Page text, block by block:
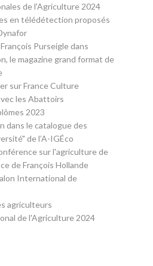
de l'Agriculture 2024
en télédétection proposés
Purseigle dans
le magazine grand format de
sur France Culture
les Abattoirs
2023
dans le catalogue des
de l’A-IGÉco
sur l'agriculture de
de François Hollande
International de
agriculteurs
de l'Agriculture 2024